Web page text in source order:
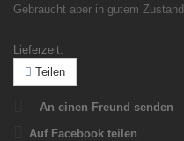
Gebraucht aber in gutem Zustand.
Lieferzeit:
Teilen
An einen Freund senden
Auf Facebook teilen